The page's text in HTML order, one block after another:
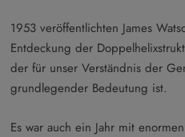
1953 veröffentlichten James
Entdeckung der
der für unser Verständnis der
grundlegender Bedeutung ist.
Es war auch ein Jahr mit